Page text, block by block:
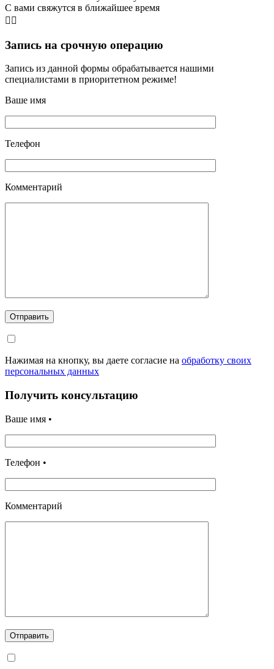
С вами свяжутся в ближайшее время
👨‍⚕️
Запись на срочную операцию
Запись из данной формы обрабатывается нашими
специалистами в приоритетном режиме!
Ваше имя
Телефон
Комментарий
Отправить
Нажимая на кнопку, вы даете согласие на обработку своих
персональных данных
Получить консультацию
Ваше имя •
Телефон •
Комментарий
Отправить